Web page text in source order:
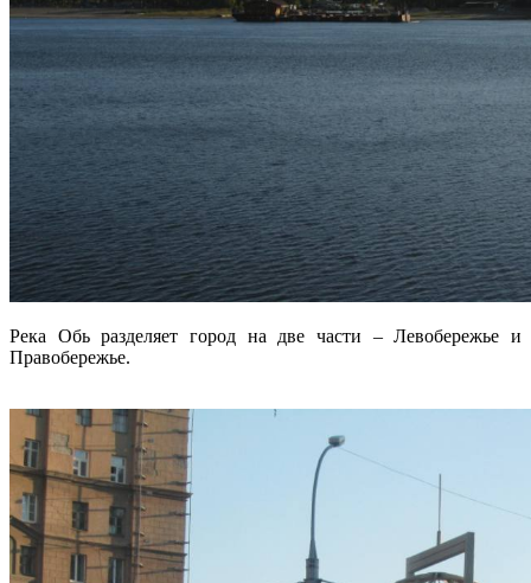
Река Обь разделяет город на две части – Левобережье и
Правобережье.